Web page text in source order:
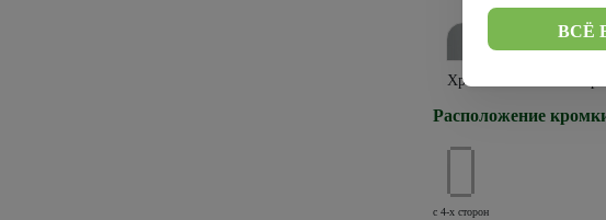
Хром
Расположение
с 4-х сторон
ВСЁ